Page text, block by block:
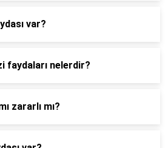
var?
faydaları nelerdir?
zararlı mı?